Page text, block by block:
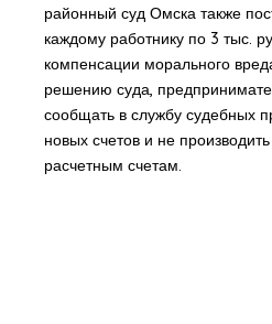
районный суд Омска также
каждому работнику по 3 тыс.
компенсации морального
решению суда,
сообщать в службу судебных
новых счетов и не
расчетным счетам.